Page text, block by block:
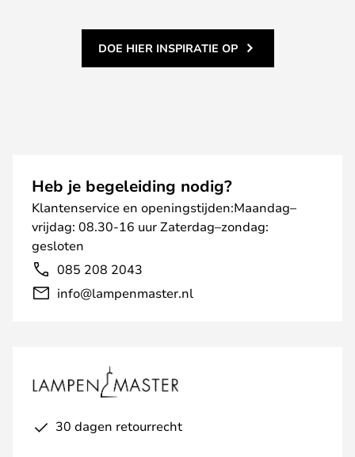
DOE HIER INSPIRATIE OP
Heb je begeleiding nodig?
Klantenservice en openingstijden:Maandag–
vrijdag: 08.30-16 uur Zaterdag–zondag:
gesloten
085 208 2043
info@lampenmaster.nl
30 dagen retourrecht